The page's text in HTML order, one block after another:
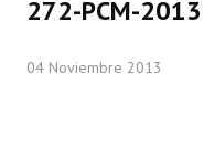
Comisiones Permanentes
Comisiones Especiales
272-PCM-2013
04 Noviembre 2013